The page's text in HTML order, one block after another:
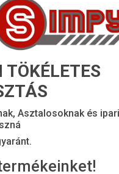
TÖKÉLETES
Asztalosoknak és ipari